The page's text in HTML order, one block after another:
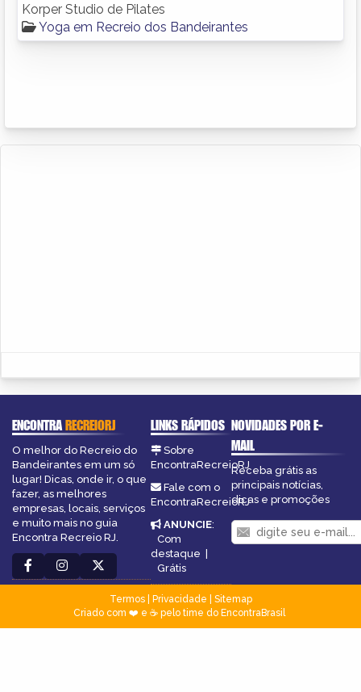
Korper Studio de Pilates
Yoga em Recreio dos Bandeirantes
ENCONTRARECREIORJ
O melhor do Recreio do
Bandeirantes em um só
lugar! Dicas, onde ir, o que
fazer, as melhores
empresas, locais, serviços
e muito mais no guia
Encontra Recreio RJ.
LINKS RÁPIDOS
Sobre
EncontraRecreioRJ
Fale com o
EncontraRecreioRJ
ANUNCIE:
Com
destaque |
Grátis
NOVIDADES POR E-
MAIL
Receba grátis as
principais notícias,
dicas e promoções
Termos| Privacidade
Sitemap
Criado com ❤️ e ☕ pelo time do EncontraBrasil